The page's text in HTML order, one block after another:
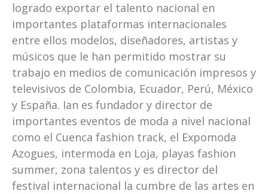
logrado exportar el talento nacional en
importantes plataformas internacionales
entre ellos modelos, diseñadores, artistas y
músicos que le han permitido mostrar su
trabajo en medios de comunicación impresos y
televisivos de Colombia, Ecuador, Perú, México
y España. Ian es fundador y director de
importantes eventos de moda a nivel nacional
como el Cuenca fashion track, el Expomoda
Azogues, intermoda en Loja, playas fashion
summer, zona talentos y es director del
festival internacional la cumbre de las artes en